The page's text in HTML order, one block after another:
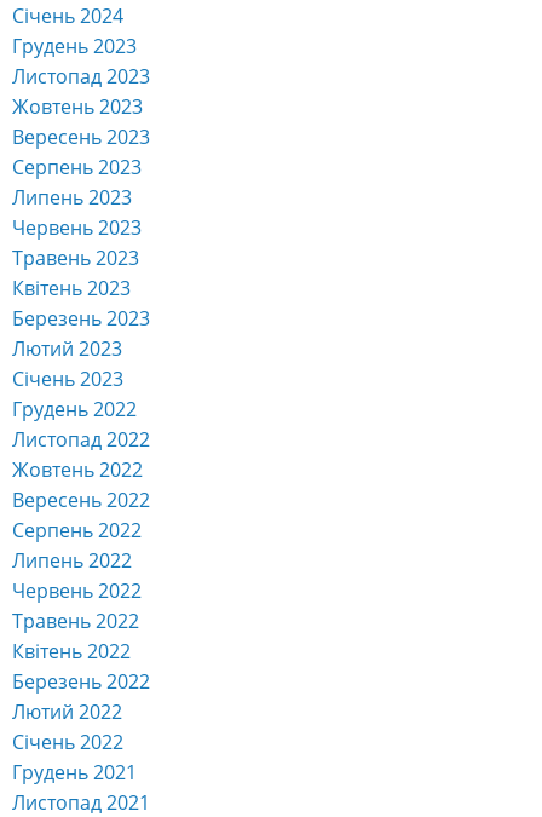
Січень 2024
Грудень 2023
Листопад 2023
Жовтень 2023
Вересень 2023
Серпень 2023
Липень 2023
Червень 2023
Травень 2023
Квітень 2023
Березень 2023
Лютий 2023
Січень 2023
Грудень 2022
Листопад 2022
Жовтень 2022
Вересень 2022
Серпень 2022
Липень 2022
Червень 2022
Травень 2022
Квітень 2022
Березень 2022
Лютий 2022
Січень 2022
Грудень 2021
Листопад 2021